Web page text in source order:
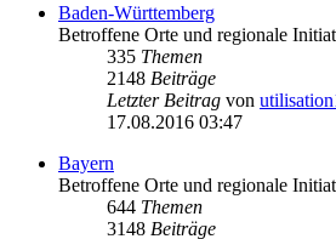
Baden-Württemberg
Betroffene Orte und regionale
335 Themen
2148 Beiträge
Letzter Beitrag von
17.08.2016 03:47
Bayern
Betroffene Orte und regionale
644 Themen
3148 Beiträge